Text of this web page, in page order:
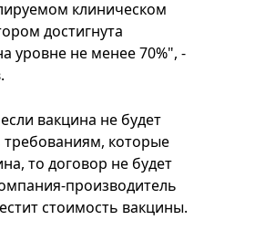
клиническом
достигнута
уровне не менее 70%", -
вакцина не будет
требованиям, которые
то договор не будет
производитель
стоимость вакцины.